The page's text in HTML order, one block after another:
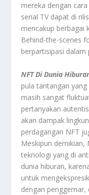
mereka dengan
serial TV dapat di
mencakup berbagai
Behind-the-scenes
berpartisipasi
NFT Di Dunia
pula tantangan
masih sangat
pertanyakan
akan dampak
perdagangan NFT
Meskipun demikian,
teknologi yang di
dunia hiburan,
untuk
dengan penggemar,